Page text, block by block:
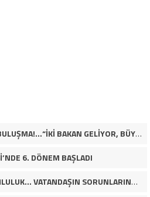
BÜYÜKÇEKMECE’DE TARİHİ BULUŞMA!…“İKİ BAKAN GELİYOR, BÜYÜKÇEKMECE’NİN ADLİYE KADERİ DEĞİŞECEK Mİ?”
6. DÖNEM BAŞLADI
“GENÇ YAŞTA BÜYÜK SORUMLULUK… VATANDAŞIN SORUNLARINA ÇÖZÜM ARIYOR!”